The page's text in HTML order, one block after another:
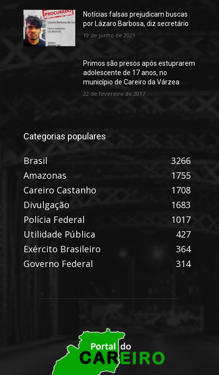
Notícias falsas prejudicam buscas
por Lázaro Barbosa, diz secretário
19 de junho de 2021
Primos são presos após estuprarem
adolescente de 17 anos, no
município de Careiro da Várzea
22 de fevereiro de 2017
Categorias populares
Brasil
3266
Amazonas
1755
Careiro Castanho
1708
Divulgação
1683
Polícia Federal
1017
Utilidade Pública
427
Exército Brasileiro
364
Governo Federal
314